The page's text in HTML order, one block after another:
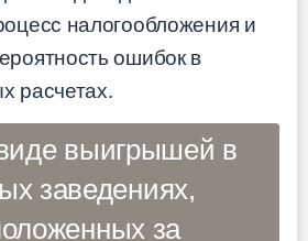
налогообложения и
ошибок в
расчетах.
выигрышей в
заведениях,
за